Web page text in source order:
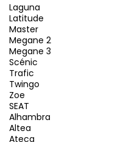
Laguna
Latitude
Master
Megane 2
Megane 3
Scénic
Trafic
Twingo
Zoe
SEAT
Alhambra
Altea
Ateca